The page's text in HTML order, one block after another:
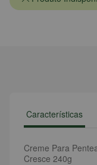
Características
Creme Para
Cresce 240g